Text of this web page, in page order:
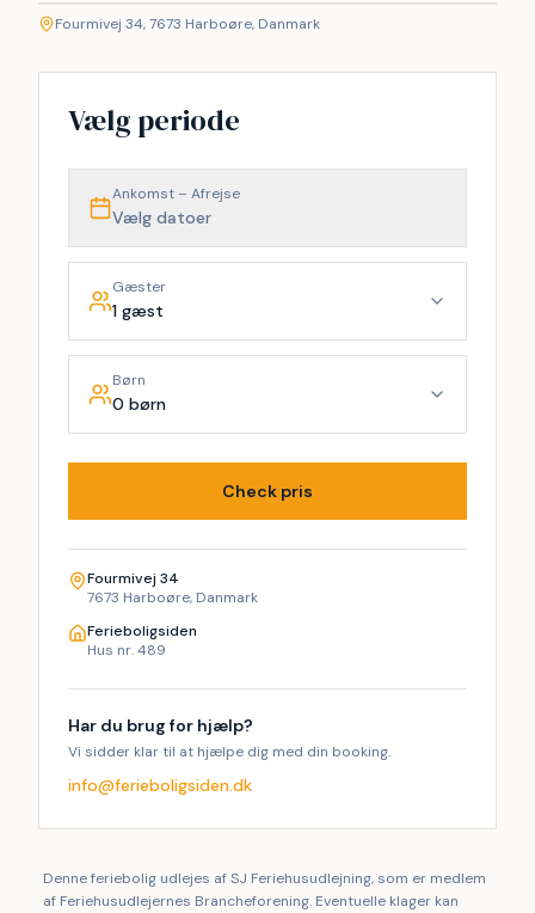
+
−
Fourmivej 34, 7673 Harboøre, Danmark
Vælg periode
Ankomst – Afrejse
Vælg datoer
Gæster
1 gæst
Børn
0 børn
Check pris
Fourmivej 34
7673 Harboøre, Danmark
Ferieboligsiden
Hus nr. 489
Har du brug for hjælp?
Vi sidder klar til at hjælpe dig med din booking.
info@ferieboligsiden.dk
Denne feriebolig udlejes af SJ Feriehusudlejning, som er medlem
af Feriehusudlejernes Brancheforening. Eventuelle klager kan